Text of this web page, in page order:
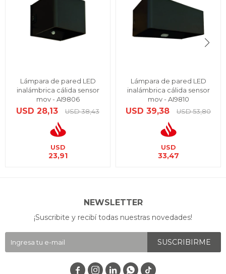
Lámpara de pared LED
inalámbrica cálida sensor
mov - AI9806
USD 28,13 USD 38,43
USD
23,91
Lámpara de pared LED
inalámbrica cálida sensor
mov - AI9810
USD 39,38 USD 53,80
USD
33,47
NEWSLETTER
¡Suscribite y recibí todas nuestras novedades!
SUSCRIBIRME
   